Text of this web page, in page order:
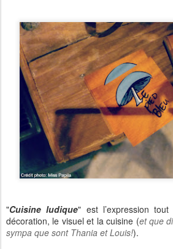
"Cuisine ludique" est l’expression
décoration, le visuel et la cuisine (et que
sympa que sont Thania et Louis!).